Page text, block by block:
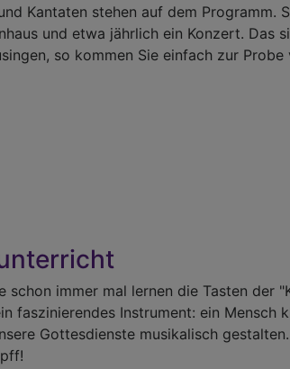
Kantaten stehen auf dem Programm.
und etwa jährlich ein Konzert. Das
so kommen Sie einfach zur Probe
schon immer mal lernen die Tasten der
faszinierendes Instrument: ein Mensch
Gottesdienste musikalisch